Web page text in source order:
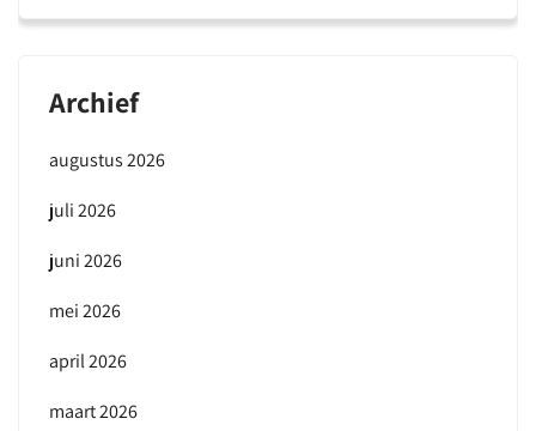
Archief
augustus 2026
juli 2026
juni 2026
mei 2026
april 2026
maart 2026